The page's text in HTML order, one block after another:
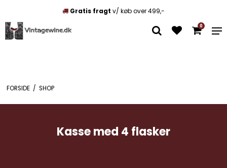
Gratis fragt v/ køb over 499,-
0
FORSIDE / SHOP
Kasse med 4 flasker